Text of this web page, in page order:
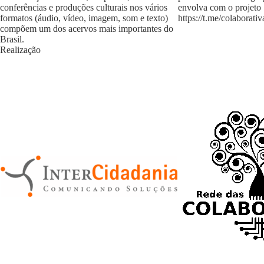
conferências e produções culturais nos vários
formatos (áudio, vídeo, imagem, som e texto)
compõem um dos acervos mais importantes do
Brasil.
envolva com o projeto
https://t.me/
Realização